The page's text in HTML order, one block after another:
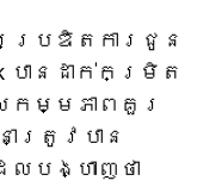
រ​ប្រឌិត​ការ​ជូន​
បាន​ដាក់​កម្រិត​
សកម្មភាព​គួរ​
ត្រូវបាន
លបង្ហាញថា